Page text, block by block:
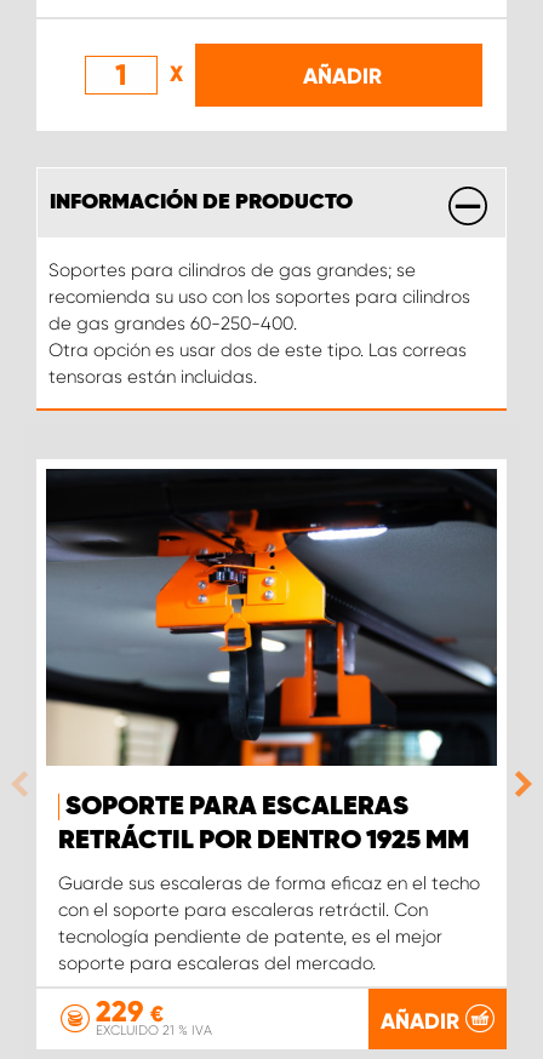
X AÑADIR
INFORMACIÓN DE PRODUCTO
Soportes para cilindros de gas grandes; se
recomienda su uso con los soportes para cilindros
de gas grandes 60-250-400.
Otra opción es usar dos de este tipo. Las correas
tensoras están incluidas.
SOPORTE PARA ESCALERAS
RETRÁCTIL POR DENTRO 1925 MM
Guarde sus escaleras de forma eficaz en el techo
con el soporte para escaleras retráctil. Con
tecnología pendiente de patente, es el mejor
soporte para escaleras del mercado.
229 €
EXCLUIDO 21 % IVA AÑADIR